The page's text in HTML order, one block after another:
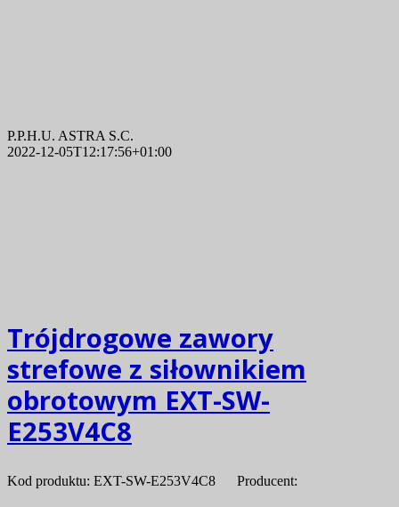
P.P.H.U. ASTRA S.C.
2022-12-05T12:17:56+01:00
Trójdrogowe zawory
strefowe z siłownikiem
obrotowym EXT-SW-
E253V4C8
Kod produktu: EXT-SW-E253V4C8 Producent: